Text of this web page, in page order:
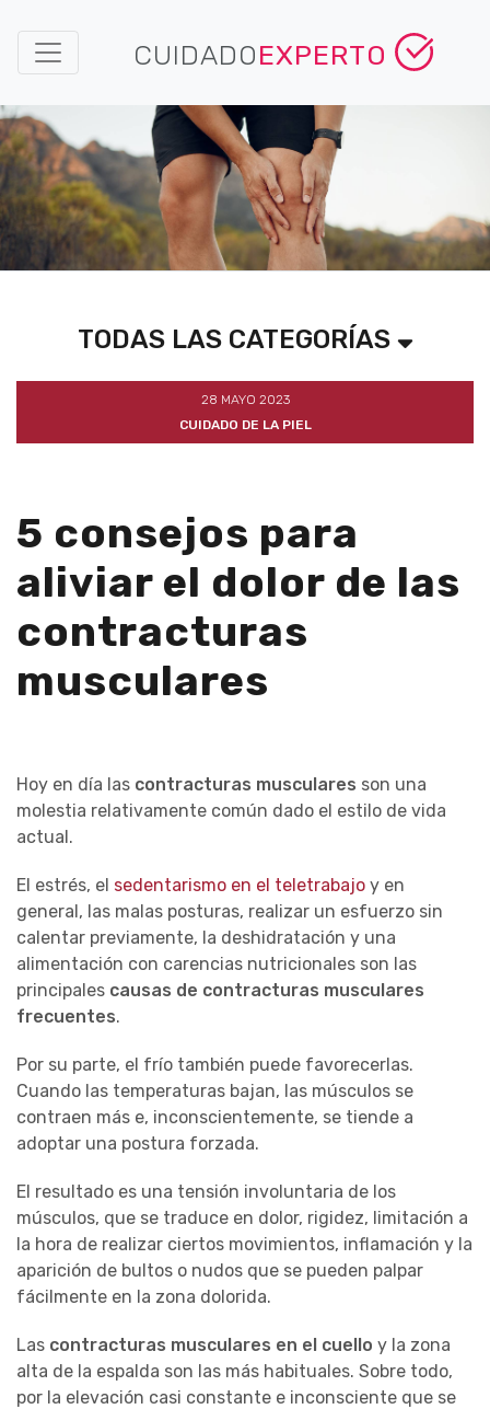
CUIDADOEXPERTO
TODAS LAS CATEGORÍAS
28 MAYO 2023
CUIDADO DE LA PIEL
5 consejos para
aliviar el dolor de las
contracturas
musculares
Hoy en día las contracturas musculares son una
molestia relativamente común dado el estilo de vida
actual.
El estrés, el sedentarismo en el teletrabajo y en
general, las malas posturas, realizar un esfuerzo sin
calentar previamente, la deshidratación y una
alimentación con carencias nutricionales son las
principales causas de contracturas musculares
frecuentes.
Por su parte, el frío también puede favorecerlas.
Cuando las temperaturas bajan, las músculos se
contraen más e, inconscientemente, se tiende a
adoptar una postura forzada.
El resultado es una tensión involuntaria de los
músculos, que se traduce en dolor, rigidez, limitación a
la hora de realizar ciertos movimientos, inflamación y la
aparición de bultos o nudos que se pueden palpar
fácilmente en la zona dolorida.
Las contracturas musculares en el cuello y la zona
alta de la espalda son las más habituales. Sobre todo,
por la elevación casi constante e inconsciente que se